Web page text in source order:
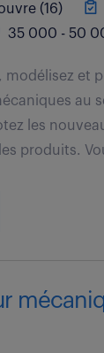
(16)
35 000 - 50
modélisez et
au
les
produits.